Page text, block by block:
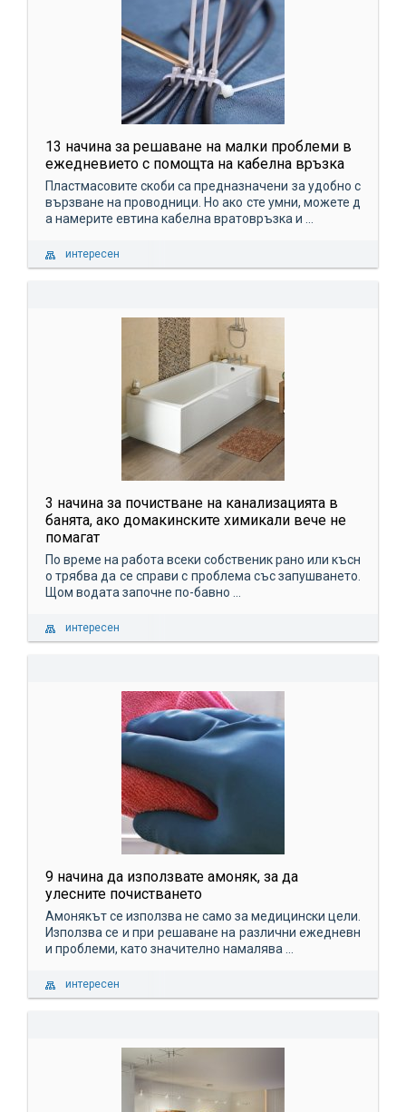
13 начина за решаване на малки проблеми в
ежедневието с помощта на кабелна връзка
Пластмасовите скоби са предназначени за удобно с
вързване на проводници. Но ако сте умни, можете д
а намерите евтина кабелна вратовръзка и ...
интересен
3 начина за почистване на канализацията в
банята, ако домакинските химикали вече не
помагат
По време на работа всеки собственик рано или късн
о трябва да се справи с проблема със запушването.
Щом водата започне по-бавно ...
интересен
9 начина да използвате амоняк, за да
улесните почистването
Амонякът се използва не само за медицински цели.
Използва се и при решаване на различни ежедневн
и проблеми, като значително намалява ...
интересен